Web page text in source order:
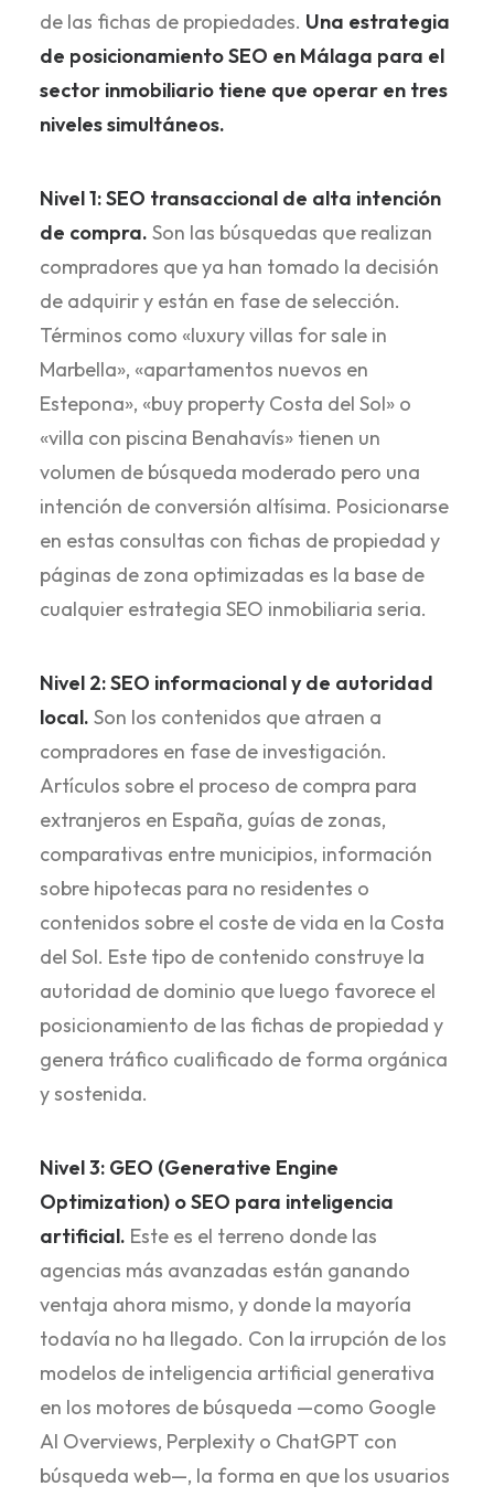
de las fichas de propiedades. Una estrategia
de posicionamiento SEO en Málaga para el
sector inmobiliario tiene que operar en tres
niveles simultáneos.
Nivel 1: SEO transaccional de alta intención
de compra. Son las búsquedas que realizan
compradores que ya han tomado la decisión
de adquirir y están en fase de selección.
Términos como «luxury villas for sale in
Marbella», «apartamentos nuevos en
Estepona», «buy property Costa del Sol» o
«villa con piscina Benahavís» tienen un
volumen de búsqueda moderado pero una
intención de conversión altísima. Posicionarse
en estas consultas con fichas de propiedad y
páginas de zona optimizadas es la base de
cualquier estrategia SEO inmobiliaria seria.
Nivel 2: SEO informacional y de autoridad
local. Son los contenidos que atraen a
compradores en fase de investigación.
Artículos sobre el proceso de compra para
extranjeros en España, guías de zonas,
comparativas entre municipios, información
sobre hipotecas para no residentes o
contenidos sobre el coste de vida en la Costa
del Sol. Este tipo de contenido construye la
autoridad de dominio que luego favorece el
posicionamiento de las fichas de propiedad y
genera tráfico cualificado de forma orgánica
y sostenida.
Nivel 3: GEO (Generative Engine
Optimization) o SEO para inteligencia
artificial. Este es el terreno donde las
agencias más avanzadas están ganando
ventaja ahora mismo, y donde la mayoría
todavía no ha llegado. Con la irrupción de los
modelos de inteligencia artificial generativa
en los motores de búsqueda —como Google
AI Overviews, Perplexity o ChatGPT con
búsqueda web—, la forma en que los usuarios